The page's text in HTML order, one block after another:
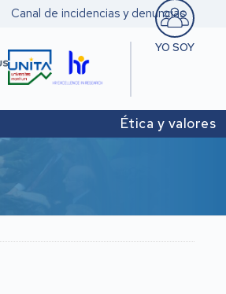
Canal de incidencias y denuncias
YO SOY
Pers.
Ética y valores